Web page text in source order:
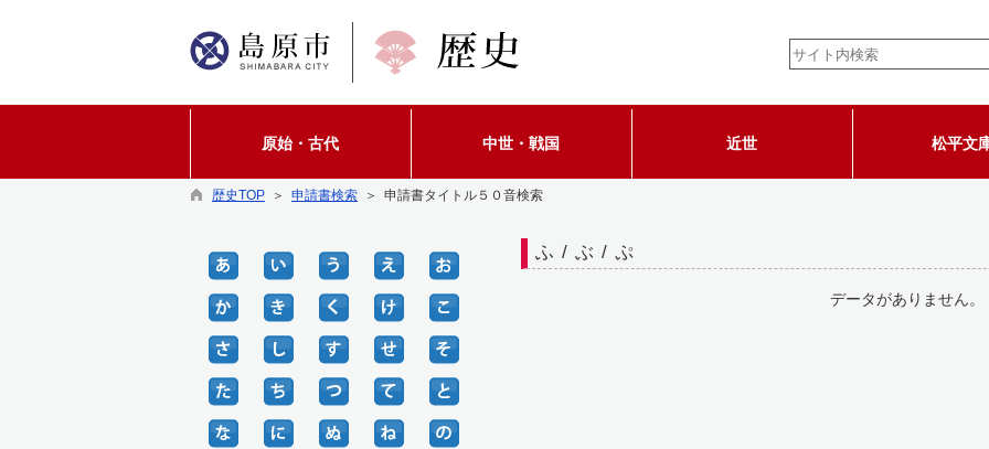
原始・古代 中世・戦国 近世 松平文
歴史TOP ＞ 申請書検索 ＞ 申請書タイトル５０音検索
ふ / ぶ / ぷ
データがありません。